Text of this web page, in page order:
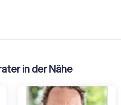
in der Nähe